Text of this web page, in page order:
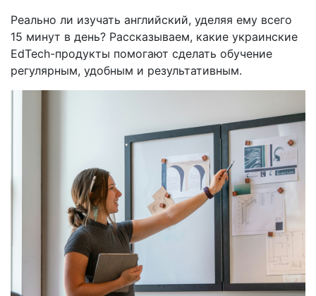
Реально ли изучать английский, уделяя ему всего
15 минут в день? Рассказываем, какие украинские
EdTech-продукты помогают сделать обучение
регулярным, удобным и результативным.